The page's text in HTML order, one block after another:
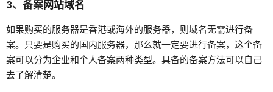
3、备案网站域名
如果购买的服务器是香港或海外的服务器，则域名无需进行备
案。只要是购买的国内服务器，那么就一定要进行备案，这个备
案可以分为企业和个人备案两种类型。具备的备案方法可以自己
去了解清楚。